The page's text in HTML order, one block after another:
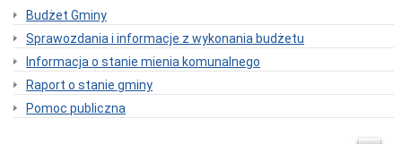
Obwieszczenia
Burmistrza
Interpretacje
Burmistrza
Ogłoszenia
o
naborze
Budżet Gminy
Sprawozdania i informacje z wykonania budżetu
Informacja o stanie mienia komunalnego
Raport o stanie gminy
Pomoc publiczna